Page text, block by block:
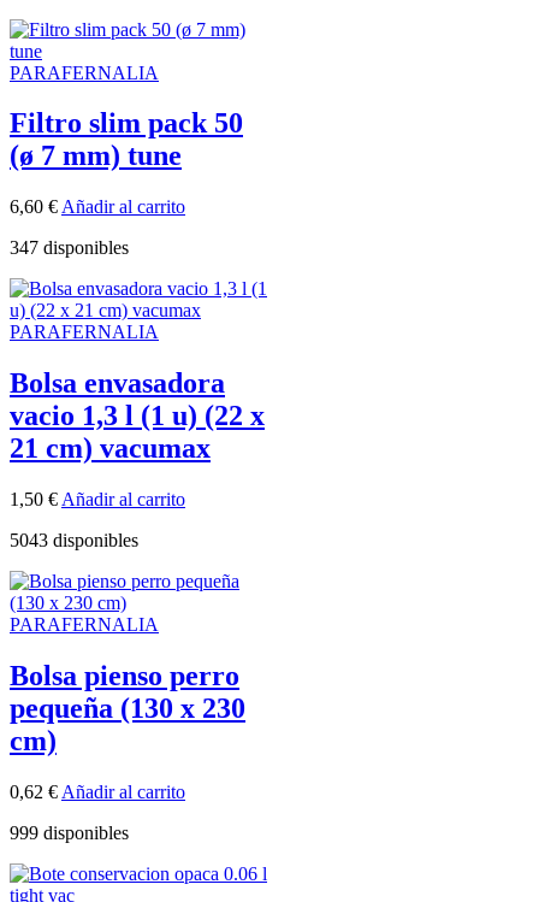
PARAFERNALIA
Filtro slim pack 50
(ø 7 mm) tune
6,60 € Añadir al carrito
347 disponibles
PARAFERNALIA
Bolsa envasadora
vacio 1,3 l (1 u) (22 x
21 cm) vacumax
1,50 € Añadir al carrito
5043 disponibles
PARAFERNALIA
Bolsa pienso perro
pequeña (130 x 230
cm)
0,62 € Añadir al carrito
999 disponibles